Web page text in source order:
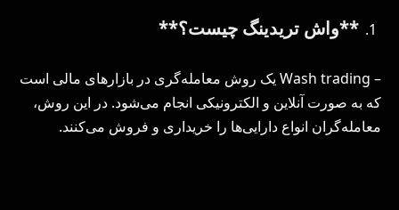
**واش تریدینگ چیست؟**
– Wash trading یک روش معامله‌گری در بازارهای مالی است
که به صورت آنلاین و الکترونیکی انجام می‌شود. در این روش،
معامله‌گران انواع دارایی‌ها را خریداری و فروش می‌کنند.